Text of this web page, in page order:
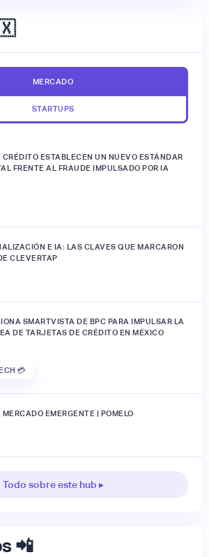
MERCADO
STARTUPS
ESTABLECEN UN NUEVO ESTÁNDAR
FRENTE AL FRAUDE IMPULSADO POR IA
E IA: LAS CLAVES QUE MARCARON
CLEVERTAP
SMARTVISTA DE BPC PARA IMPULSAR LA
DE TARJETAS DE CRÉDITO EN MÉXICO
💳
EMERGENTE | POMELO
Todo sobre este hub ▸
📲